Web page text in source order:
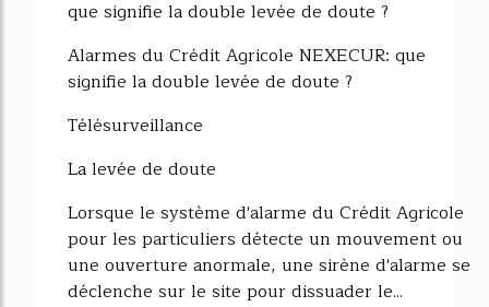
que signifie la double levée de doute ?
Alarmes du Crédit Agricole NEXECUR: que
signifie la double levée de doute ?
Télésurveillance
La levée de doute
Lorsque le système d'alarme du Crédit Agricole
pour les particuliers détecte un mouvement ou
une ouverture anormale, une sirène d'alarme se
déclenche sur le site pour dissuader le...